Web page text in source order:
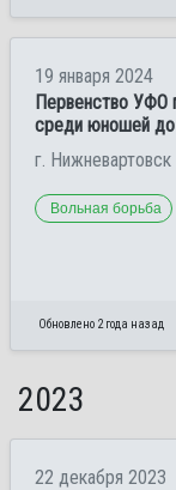
19 января 2024
Первенство УФО
среди юношей
г. Нижневартовск
Вольная борьба
Обновлено 2 года назад
2023
22 декабря 2023